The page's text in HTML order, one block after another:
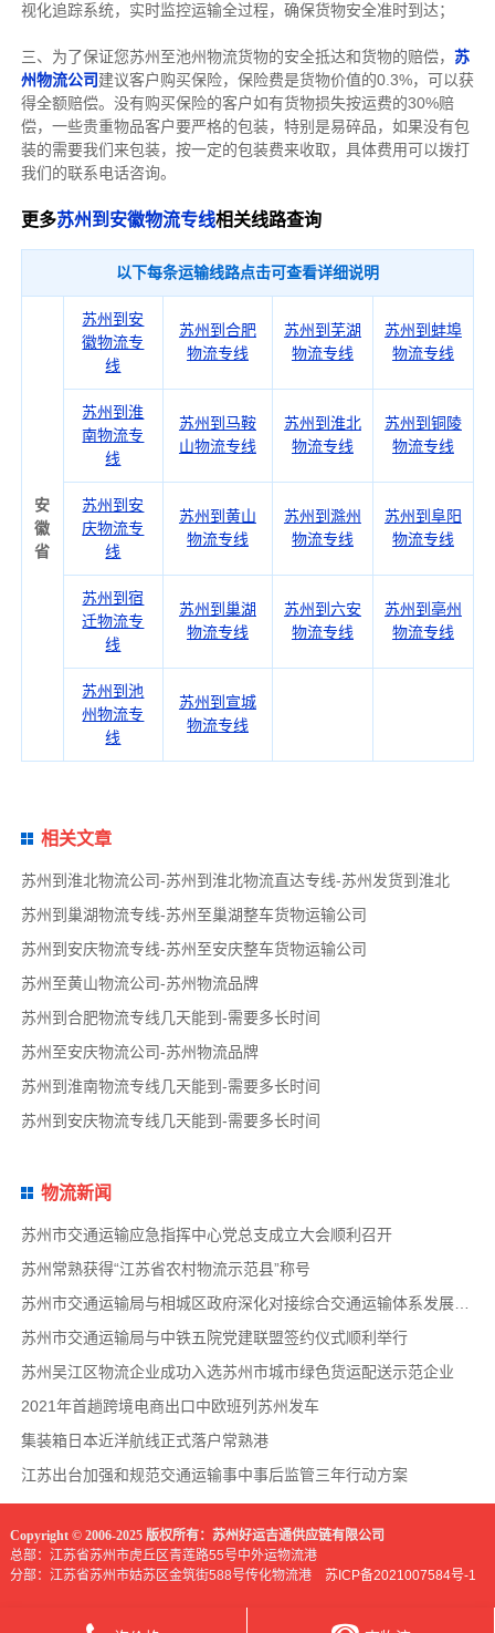
视化追踪系统，实时监控运输全过程，确保货物安全准时到达；
三、为了保证您苏州至池州物流货物的安全抵达和货物的赔偿， 苏
州物流公司建议客户购买保险，保险费是货物价值的0.3%，可以获
得全额赔偿。没有购买保险的客户如有货物损失按运费的30%赔
偿，一些贵重物品客户要严格的包装，特别是易碎品，如果没有包
装的需要我们来包装，按一定的包装费来收取，具体费用可以拨打
我们的联系电话咨询。
更多苏州到安徽物流专线相关线路查询
以下每条运输线路点击可查看详细说明
安
徽
省
苏州到安
徽物流专
线
苏州到合肥
物流专线
苏州到芜湖
物流专线
苏州到蚌埠
物流专线
苏州到淮
南物流专
线
苏州到马鞍
山物流专线
苏州到淮北
物流专线
苏州到铜陵
物流专线
苏州到安
庆物流专
线
苏州到黄山
物流专线
苏州到滁州
物流专线
苏州到阜阳
物流专线
苏州到宿
迁物流专
线
苏州到巢湖
物流专线
苏州到六安
物流专线
苏州到亳州
物流专线
苏州到池
州物流专
线
苏州到宣城
物流专线
相关文章
苏州到淮北物流公司-苏州到淮北物流直达专线-苏州发货到淮北
苏州到巢湖物流专线-苏州至巢湖整车货物运输公司
苏州到安庆物流专线-苏州至安庆整车货物运输公司
苏州至黄山物流公司-苏州物流品牌
苏州到合肥物流专线几天能到-需要多长时间
苏州至安庆物流公司-苏州物流品牌
苏州到淮南物流专线几天能到-需要多长时间
苏州到安庆物流专线几天能到-需要多长时间
物流新闻
苏州市交通运输应急指挥中心党总支成立大会顺利召开
苏州常熟获得“江苏省农村物流示范县”称号
苏州市交通运输局与相城区政府深化对接综合交通运输体系发展事宜
苏州市交通运输局与中铁五院党建联盟签约仪式顺利举行
苏州吴江区物流企业成功入选苏州市城市绿色货运配送示范企业
2021年首趟跨境电商出口中欧班列苏州发车
集装箱日本近洋航线正式落户常熟港
江苏出台加强和规范交通运输事中事后监管三年行动方案
Copyright © 2006-2025 版权所有：苏州好运吉通供应链有限公司
总部：江苏省苏州市虎丘区青莲路55号中外运物流港
分部：江苏省苏州市姑苏区金筑街588号传化物流港 苏ICP备2021007584号-1